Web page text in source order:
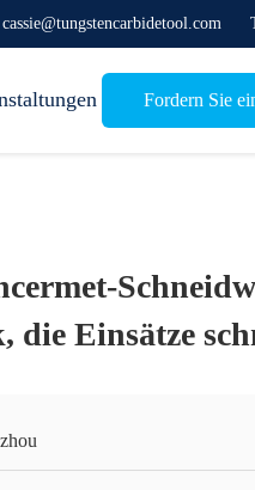
Fordern Sie
die Einsätze